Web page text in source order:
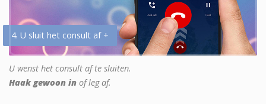
4. U sluit het consult af +
U wenst het consult af te sluiten.
Haak gewoon in of leg af.